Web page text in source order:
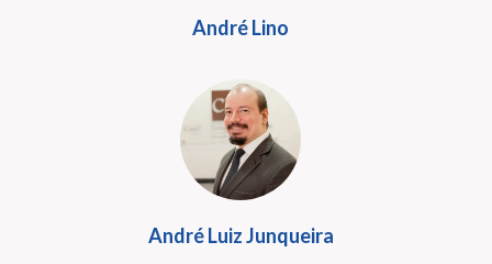
André Lino
André Luiz Junqueira